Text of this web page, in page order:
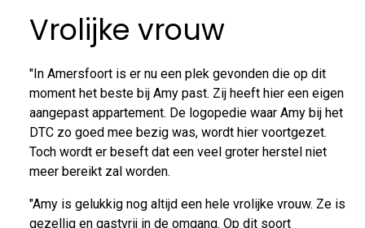
Vrolijke vrouw
"In Amersfoort is er nu een plek gevonden die op dit
moment het beste bij Amy past. Zij heeft hier een eigen
aangepast appartement. De logopedie waar Amy bij het
DTC zo goed mee bezig was, wordt hier voortgezet.
Toch wordt er beseft dat een veel groter herstel niet
meer bereikt zal worden.
"Amy is gelukkig nog altijd een hele vrolijke vrouw. Ze is
gezellig en gastvrij in de omgang. Op dit soort